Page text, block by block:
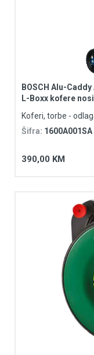
BOSCH Alu-
L-Boxx kofere
Koferi, torbe -
Šifra: 1600A001SA
390,00 KM